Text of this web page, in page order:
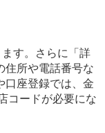
す。さらに「詳
住所や電話番号な
口座登録では、金
コードが必要にな